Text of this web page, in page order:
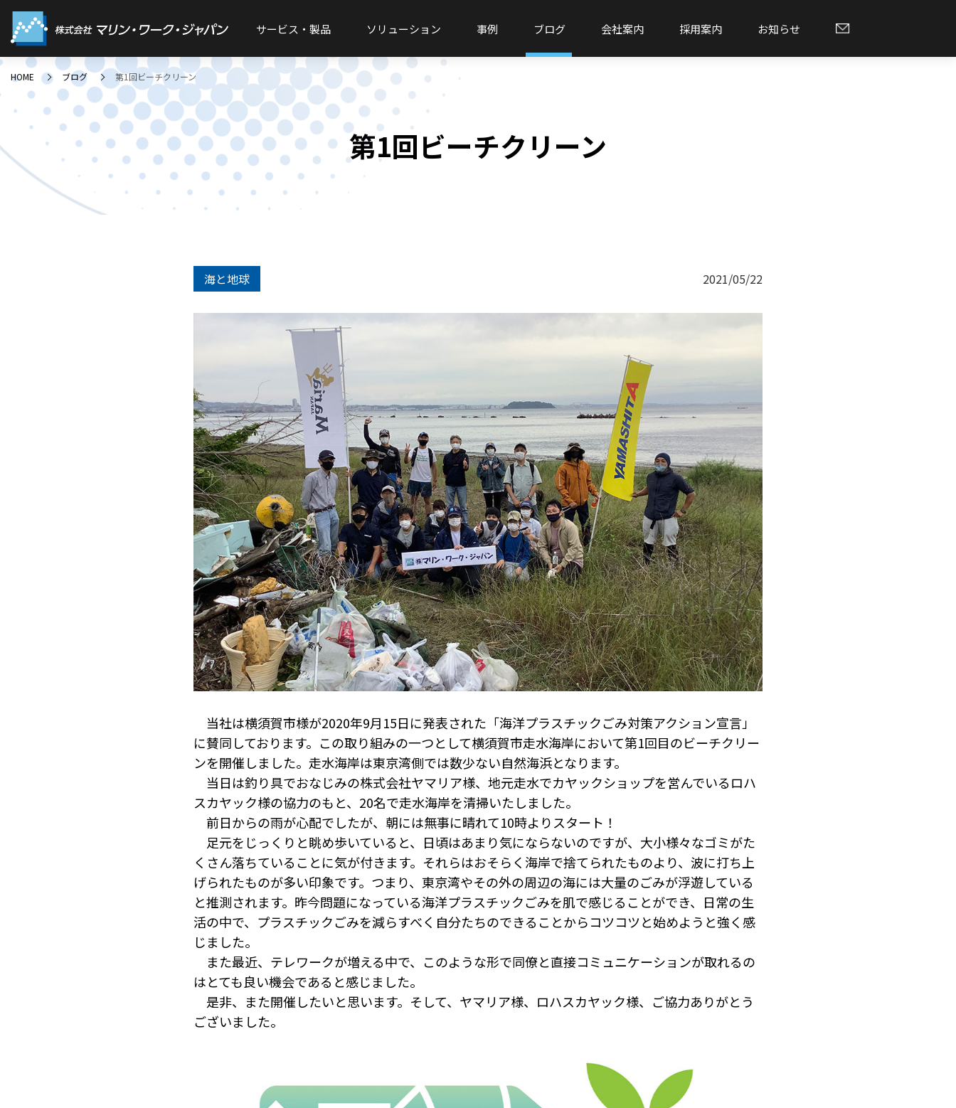
サービス・製品 ソリューション 事例 ブログ 会社案内 採用案内 お知らせ
HOME ブログ 第1回ビーチクリーン
第1回ビーチクリーン
海と地球 2021/05/22
当社は横須賀市様が2020年9月15日に発表された「海洋プラスチックごみ対策アクション宣言」
に賛同しております。この取り組みの一つとして横須賀市走水海岸において第1回目のビーチクリー
ンを開催しました。走水海岸は東京湾側では数少ない自然海浜となります。
当日は釣り具でおなじみの株式会社ヤマリア様、地元走水でカヤックショップを営んでいるロハ
スカヤック様の協力のもと、20名で走水海岸を清掃いたしました。
前日からの雨が心配でしたが、朝には無事に晴れて10時よりスタート！
足元をじっくりと眺め歩いていると、日頃はあまり気にならないのですが、大小様々なゴミがた
くさん落ちていることに気が付きます。それらはおそらく海岸で捨てられたものより、波に打ち上
げられたものが多い印象です。つまり、東京湾やその外の周辺の海には大量のごみが浮遊している
と推測されます。昨今問題になっている海洋プラスチックごみを肌で感じることができ、日常の生
活の中で、プラスチックごみを減らすべく自分たちのできることからコツコツと始めようと強く感
じました。
また最近、テレワークが増える中で、このような形で同僚と直接コミュニケーションが取れるの
はとても良い機会であると感じました。
是非、また開催したいと思います。そして、ヤマリア様、ロハスカヤック様、ご協力ありがとう
ございました。